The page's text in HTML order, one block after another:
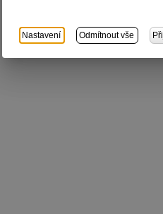
Nastavení Odmítnout vše